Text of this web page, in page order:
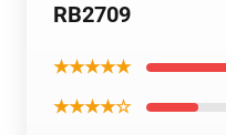
RB2709
★★★★★
★★★★☆